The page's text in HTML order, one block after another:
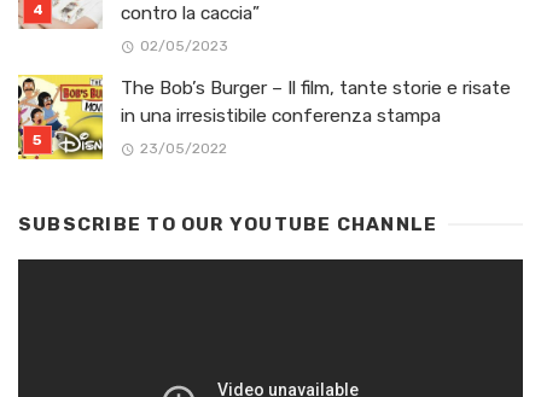
contro la caccia”
02/05/2023
The Bob’s Burger – Il film, tante storie e risate
in una irresistibile conferenza stampa
23/05/2022
SUBSCRIBE TO OUR YOUTUBE CHANNLE